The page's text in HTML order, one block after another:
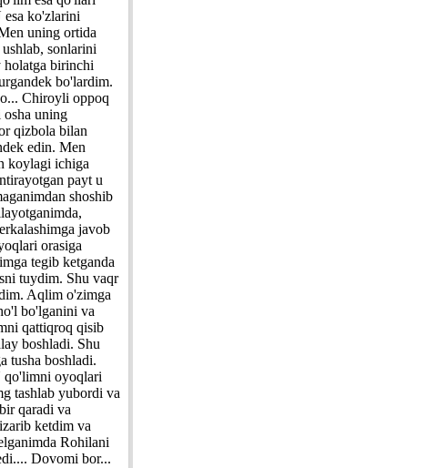
ko'zlarini
uning ortida
sonlarini
holatga birinchi
bo'lardim.
Chiroyli oppoq
uning
qizbola bilan
edin. Men
koylagi ichiga
payt u
shoshib
javob
orasiga
tegib ketganda
tuydim. Shu vaqr
Aqlim o'zimga
bo'lganini va
qattiqroq qisib
boshladi. Shu
tusha boshladi.
qo'limni oyoqlari
tashlab yubordi va
qaradi va
ketdim va
Rohilani
Dovomi bor...